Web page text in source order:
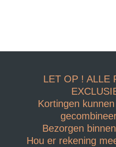
LET OP ! ALLE
Kortingen
Bezorgen
Hou er rekening